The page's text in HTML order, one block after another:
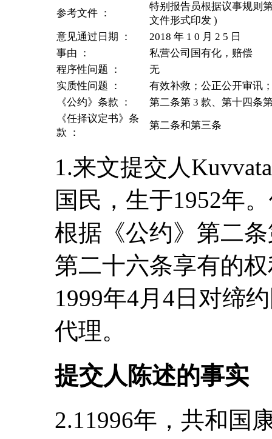
参考文件 ：
特别报告员根据议事规则
文件形式印发 )
意见通过日期 ：
2018 年 1 0 月 2 5 日
事由 ：
私营公司国有化，赔偿
程序性问题 ：
无
实质性问题 ：
有效补救；公正公开审讯
《公约》条款 ：
第二条第 3 款、第十四条
《任择议定书》条
款 ：
第二条和第三条
1.来文提交人
国民，生于1952年
根据《公约》第二
第二十六条享有的
1999年4月4日对缔
代理。
提交人陈述的事实
2.11996年，共和国